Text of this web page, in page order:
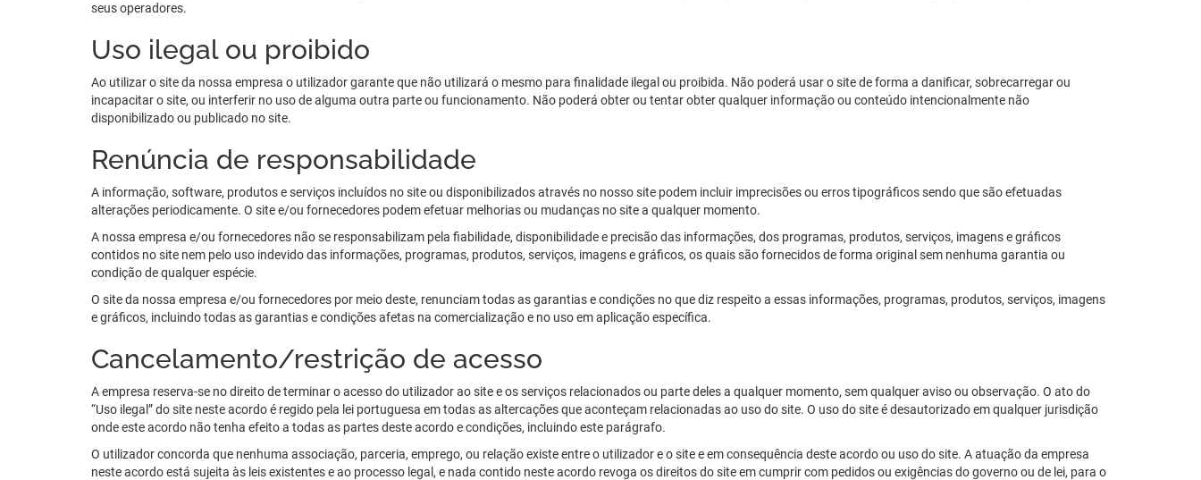
seus operadores.
Uso ilegal ou proibido
Ao utilizar o site da nossa empresa o utilizador garante que não utilizará o mesmo para finalidade ilegal ou proibida. Não poderá usar o site de forma a danificar, sobrecarregar ou
incapacitar o site, ou interferir no uso de alguma outra parte ou funcionamento. Não poderá obter ou tentar obter qualquer informação ou conteúdo intencionalmente não
disponibilizado ou publicado no site.
Renúncia de responsabilidade
A informação, software, produtos e serviços incluídos no site ou disponibilizados através no nosso site podem incluir imprecisões ou erros tipográficos sendo que são efetuadas
alterações periodicamente. O site e/ou fornecedores podem efetuar melhorias ou mudanças no site a qualquer momento.
A nossa empresa e/ou fornecedores não se responsabilizam pela fiabilidade, disponibilidade e precisão das informações, dos programas, produtos, serviços, imagens e gráficos
contidos no site nem pelo uso indevido das informações, programas, produtos, serviços, imagens e gráficos, os quais são fornecidos de forma original sem nenhuma garantia ou
condição de qualquer espécie.
O site da nossa empresa e/ou fornecedores por meio deste, renunciam todas as garantias e condições no que diz respeito a essas informações, programas, produtos, serviços, imagens
e gráficos, incluindo todas as garantias e condições afetas na comercialização e no uso em aplicação específica.
Cancelamento/restrição de acesso
A empresa reserva-se no direito de terminar o acesso do utilizador ao site e os serviços relacionados ou parte deles a qualquer momento, sem qualquer aviso ou observação. O ato do
“Uso ilegal” do site neste acordo é regido pela lei portuguesa em todas as altercações que aconteçam relacionadas ao uso do site. O uso do site é desautorizado em qualquer jurisdição
onde este acordo não tenha efeito a todas as partes deste acordo e condições, incluindo este parágrafo.
O utilizador concorda que nenhuma associação, parceria, emprego, ou relação existe entre o utilizador e o site e em consequência deste acordo ou uso do site. A atuação da empresa
neste acordo está sujeita às leis existentes e ao processo legal, e nada contido neste acordo revoga os direitos do site em cumprir com pedidos ou exigências do governo ou de lei, para o